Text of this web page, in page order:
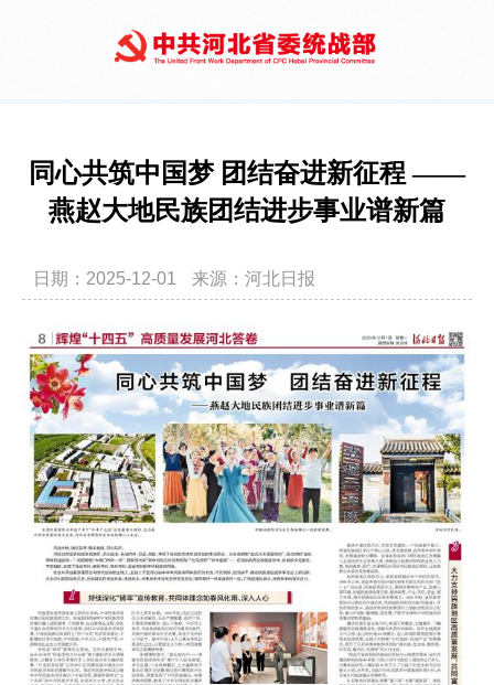
同心共筑中国梦 团结奋进新征程 ——
燕赵大地民族团结进步事业谱新篇
日期：2025-12-01 来源：河北日报